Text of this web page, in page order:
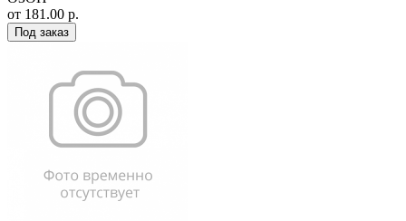
от 181.00 р.
Под заказ